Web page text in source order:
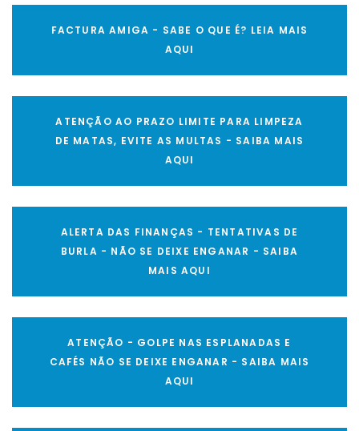
FACTURA AMIGA - SABE O QUE É? LEIA MAIS
AQUI
ATENÇÃO AO PRAZO LIMITE PARA LIMPEZA
DE MATAS, EVITE AS MULTAS - SAIBA MAIS
AQUI
ALERTA DAS FINANÇAS - TENTATIVAS DE
BURLA - NÃO SE DEIXE ENGANAR - SAIBA
MAIS AQUI
ATENÇÃO - GOLPE NAS ESPLANADAS E
CAFÉS NÃO SE DEIXE ENGANAR - SAIBA MAIS
AQUI